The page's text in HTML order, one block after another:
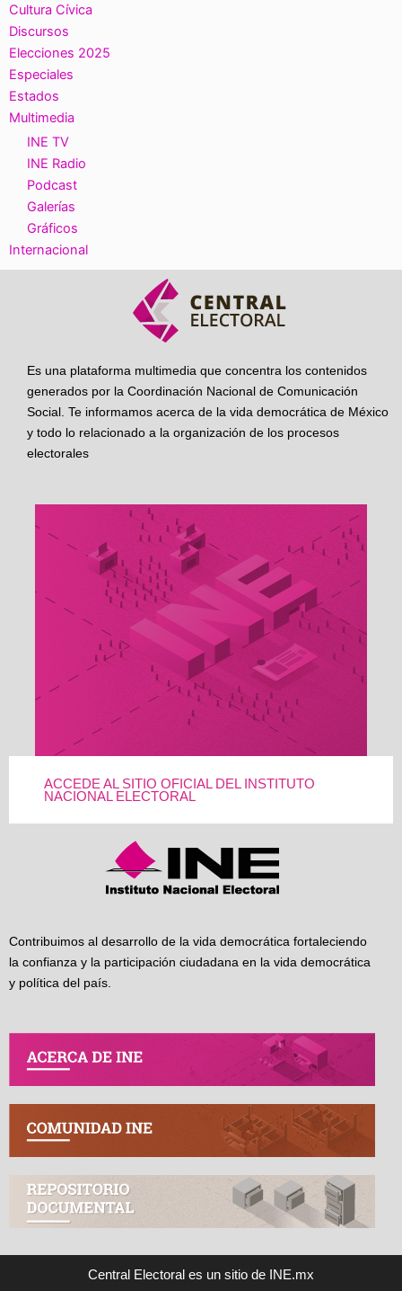
Cultura Cívica
Discursos
Elecciones 2025
Especiales
Estados
Multimedia
INE TV
INE Radio
Podcast
Galerías
Gráficos
Internacional
Es una plataforma multimedia que concentra los contenidos
generados por la Coordinación Nacional de Comunicación
Social. Te informamos acerca de la vida democrática de México
y todo lo relacionado a la organización de los procesos
electorales
ACCEDE AL SITIO OFICIAL DEL INSTITUTO
NACIONAL ELECTORAL
Contribuimos al desarrollo de la vida democrática fortaleciendo
la confianza y la participación ciudadana en la vida democrática
y política del país.
Central Electoral es un sitio de INE.mx